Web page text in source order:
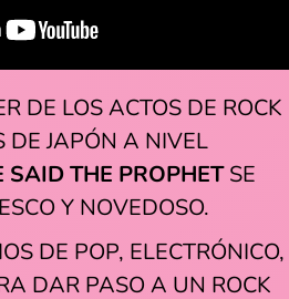
DE LOS ACTOS DE ROCK
DE JAPÓN A NIVEL
SAID THE PROPHETSE
Y NOVEDOSO.
DE POP, ELECTRÓNICO,
DAR PASO A UN ROCK